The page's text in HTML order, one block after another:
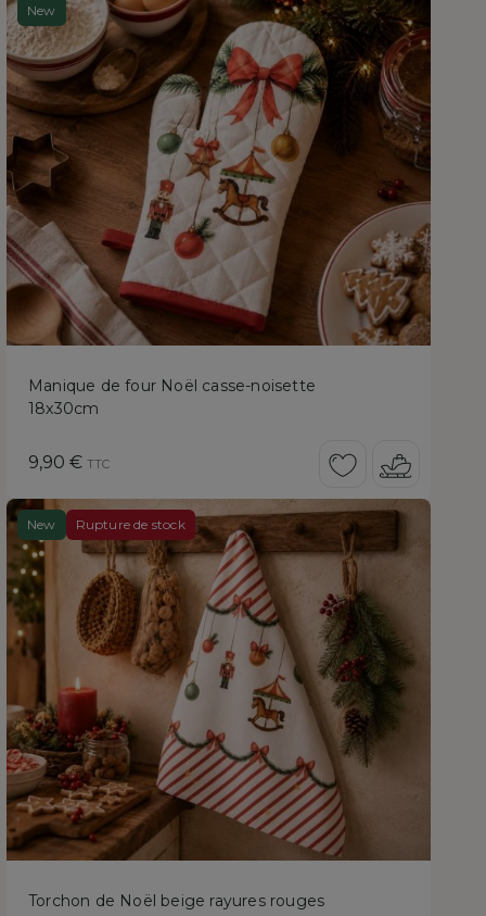
New
Manique de four Noël casse-noisette
18x30cm
Prix
9,90 € TTC
New Rupture de stock
Torchon de Noël beige rayures rouges